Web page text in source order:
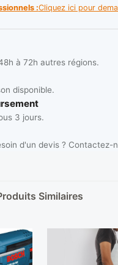
:Cliquez ici pour
à 72h autres régions.
disponible.
3 jours.
d'un devis ? Contactez-
Similaires